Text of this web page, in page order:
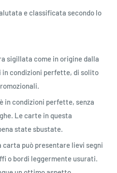
e classificata secondo lo
sigillata come in origine dalla
in condizioni perfette, di solito
in condizioni perfette, senza
Le carte in questa
state sbustate.
carta può presentare lievi segni
o bordi leggermente usurati.